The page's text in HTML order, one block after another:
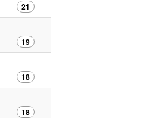
21
19
18
18